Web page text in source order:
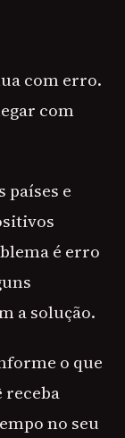
com erro.
com
países e
é erro
a solução.
o que
receba
no seu